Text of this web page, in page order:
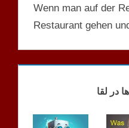
Wenn man auf der
Restaurant gehen
در لقا